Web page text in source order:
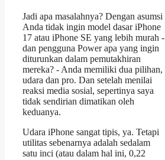
Jadi apa masalahnya? Dengan asumsi
Anda tidak ingin model dasar iPhone
17 atau iPhone SE yang lebih murah -
dan pengguna Power apa yang ingin
diturunkan dalam pemutakhiran
mereka? - Anda memiliki dua pilihan,
udara dan pro. Dan setelah menilai
reaksi media sosial, sepertinya saya
tidak sendirian dimatikan oleh
keduanya.
Udara iPhone sangat tipis, ya. Tetapi
utilitas sebenarnya adalah sedalam
satu inci (atau dalam hal ini, 0,22